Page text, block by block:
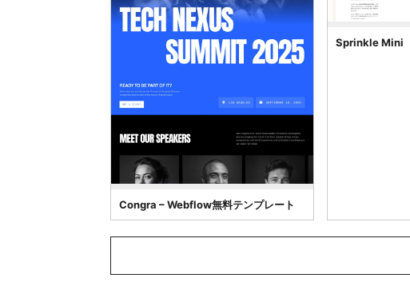
Congra – Webflow無料テンプレート
Sprinkle Mini